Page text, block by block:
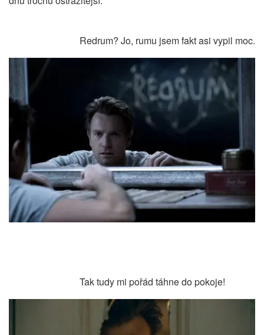
Redrum? Jo, rumu jsem fakt asi vypil moc.
Tak tudy mi pořád táhne do pokoje!